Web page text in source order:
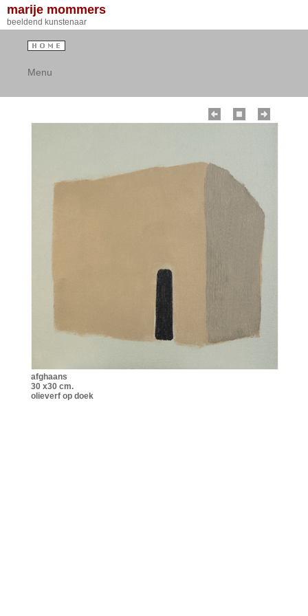
marije mommers
beeldend kunstenaar
Menu
afghaans
30 x30 cm.
olieverf op doek